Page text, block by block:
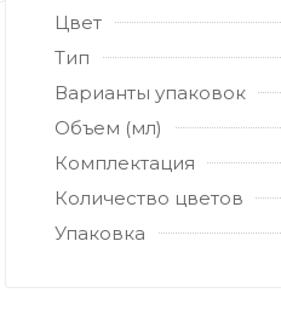
Цвет
Тип
Варианты упаковок
Объем (мл)
Комплектация
Количество цветов
Упаковка